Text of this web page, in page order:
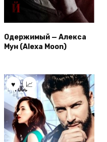
Одержимый — Алекса
Мун (Alexa Moon)